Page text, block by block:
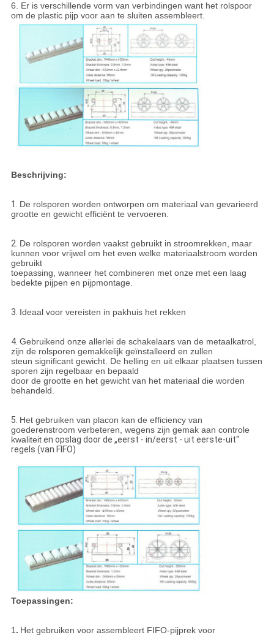
6. Er is verschillende vorm van verbindingen want het rolspoor
om de plastic pijp voor aan te sluiten assembleert.
Beschrijving:
1. De rolsporen worden ontworpen om materiaal van gevarieerd
grootte en gewicht efficiënt te vervoeren.
2. De rolsporen worden vaakst gebruikt in stroomrekken, maar
kunnen voor vrijwel om het even welke materiaalstroom worden
gebruikt
toepassing, wanneer het combineren met onze met een laag
bedekte pijpen en pijpmontage.
3. Ideaal voor vereisten in pakhuis het rekken
4. Gebruikend onze allerlei de schakelaars van de metaalkatrol,
zijn de rolsporen gemakkelijk geïnstalleerd en zullen
steun significant gewicht. De helling en uit elkaar plaatsen tussen
sporen zijn regelbaar en bepaald
door de grootte en het gewicht van het materiaal die worden
behandeld.
5. Het gebruiken van placon kan de efficiency van
goederenstroom verbeteren, wegens zijn gemak aan controle
kwaliteiten opslag door de „eerst - in/eerst - uit eerste-uit“
regels (van FIFO)
Toepassingen:
1 . Het gebruiken voor assembleert FIFO-pijprek voor